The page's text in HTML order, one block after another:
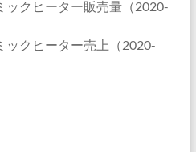
ックヒーター販売量（2020-
ックヒーター売上（2020-